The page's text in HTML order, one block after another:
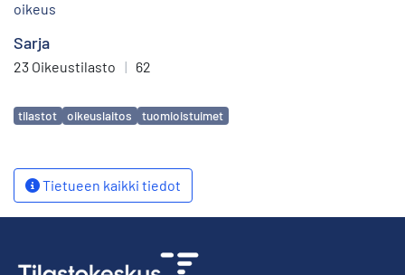
oikeus
Sarja
23 Oikeustilasto | 62
Avainsanat
tilastot oikeuslaitos tuomioistuimet
Tietueen kaikki tiedot